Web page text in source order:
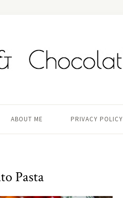
ABOUT ME PRIVACY POLICY
Pasta